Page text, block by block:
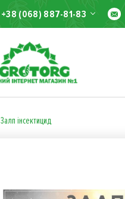
+38 (068) 887-81-83
Залп інсектицид